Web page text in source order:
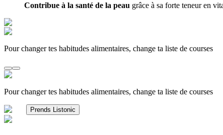
Contribue à la santé de la peau grâce à sa forte teneur en
Pour changer tes habitudes alimentaires, change ta liste de courses
Pour changer tes habitudes alimentaires, change ta liste de courses
Prends Listonic